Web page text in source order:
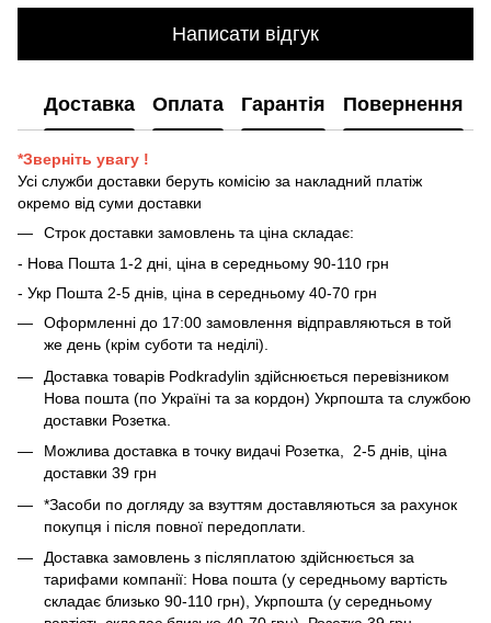
Написати відгук
Доставка Оплата Гарантія Повернення
*Зверніть увагу !
Усі служби доставки беруть комісію за накладний платіж
окремо від суми доставки
Строк доставки замовлень та ціна складає:
- Нова Пошта 1-2 дні, ціна в середньому 90-110 грн
- Укр Пошта 2-5 днів, ціна в середньому 40-70 грн
Оформленні до 17:00 замовлення відправляються в той
же день (крім суботи та неділі).
Доставка товарів Podkradylin здійснюється перевізником
Нова пошта (по Україні та за кордон) Укрпошта та службою
доставки Розетка.
Можлива доставка в точку видачі Розетка, 2-5 днів, ціна
доставки 39 грн
*Засоби по догляду за взуттям доставляються за рахунок
покупця і після повної передоплати.
Доставка замовлень з післяплатою здійснюється за
тарифами компанії: Нова пошта (у середньому вартість
складає близько 90-110 грн), Укрпошта (у середньому